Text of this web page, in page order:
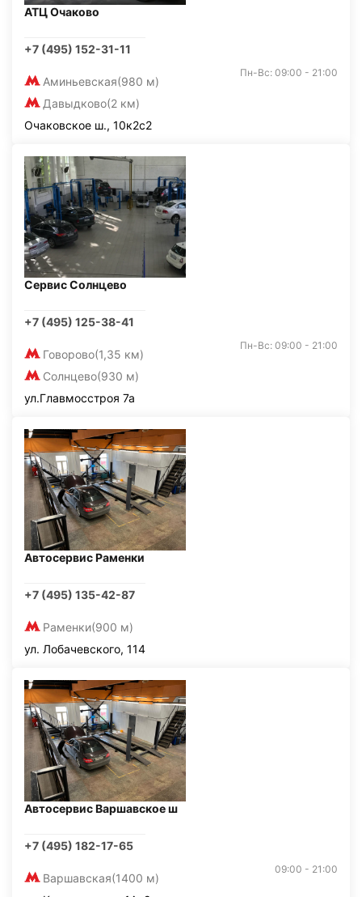
АТЦ Очаково
+7 (495) 152-31-11
Аминьевская(980 м)
Давыдково(2 км)
Пн-Вс: 09:00 - 21:00
Очаковское ш., 10к2с2
Сервис Солнцево
+7 (495) 125-38-41
Говорово(1,35 км)
Солнцево(930 м)
Пн-Вс: 09:00 - 21:00
ул.Главмосстроя 7а
Автосервис Раменки
+7 (495) 135-42-87
Раменки(900 м)
ул. Лобачевского, 114
Автосервис Варшавское ш
+7 (495) 182-17-65
Варшавская(1400 м)
09:00 - 21:00